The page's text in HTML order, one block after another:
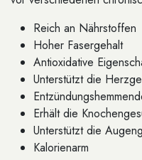
Reich an Nährstoffen
Hoher Fasergehalt
Antioxidative
Unterstützt die
Erhält die
Unterstützt die
Kalorienarm